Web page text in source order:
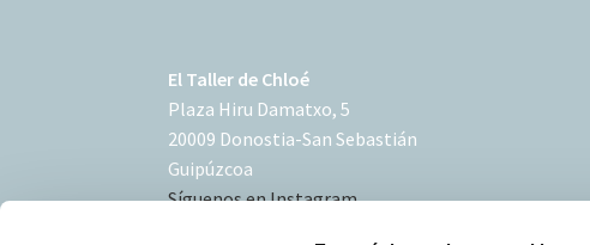
El Taller de Chloé
Plaza Hiru Damatxo, 5
20009 Donostia-San Sebastián
Guipúzcoa
Síguenos en Instagram